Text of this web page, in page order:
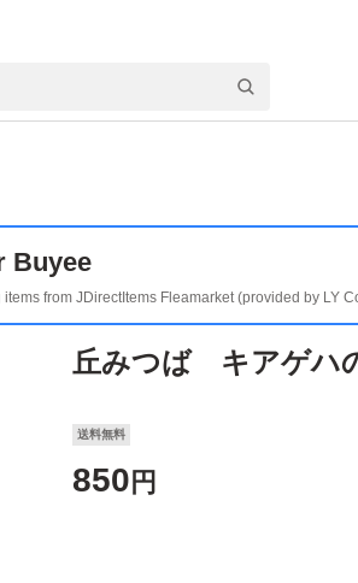
Buyee
from JDirectItems Fleamarket (provided by LY
丘みつば キアゲハ
送料無料
850 円